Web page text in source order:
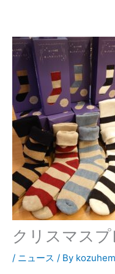
クリスマス
/ ニュース / By